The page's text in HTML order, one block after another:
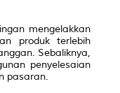
mengelakkan
produk terlebih
Sebaliknya,
penyelesaian
pasaran.